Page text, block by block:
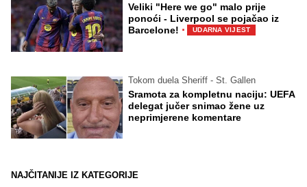
Veliki "Here we go" malo prije
ponoći - Liverpool se pojačao iz
Barcelone! · UDARNA VIJEST
Tokom duela Sheriff - St. Gallen
Sramota za kompletnu naciju: UEFA
delegat jučer snimao žene uz
neprimjerene komentare
NAJČITANIJE IZ KATEGORIJE